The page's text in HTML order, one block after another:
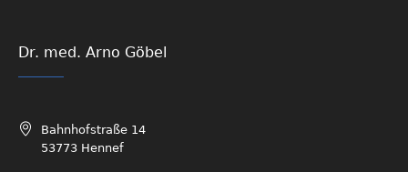
Dr. med. Arno Göbel
Bahnhofstraße 14
53773 Hennef